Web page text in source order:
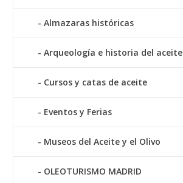
Almazaras históricas
Arqueología e historia del aceite
Cursos y catas de aceite
Eventos y Ferias
Museos del Aceite y el Olivo
OLEOTURISMO MADRID